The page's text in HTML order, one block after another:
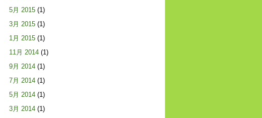
5月 2015 (1)
3月 2015 (1)
1月 2015 (1)
11月 2014 (1)
9月 2014 (1)
7月 2014 (1)
5月 2014 (1)
3月 2014 (1)